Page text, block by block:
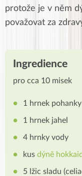
protože je v něm
považovat za
Ingredience
pro cca 10 misek
1 hrnek pohanky
1 hrnek jahel
4 hrnky vody
kus dýně
5 lžic sladu